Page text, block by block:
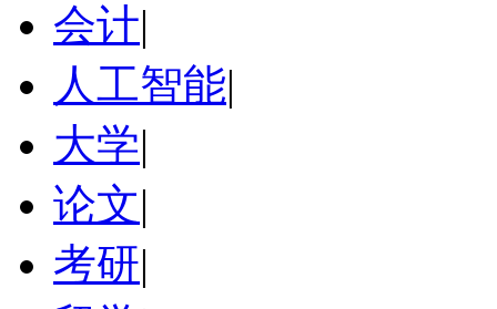
会计|
人工智能|
大学|
论文|
考研|